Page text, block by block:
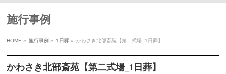
施行事例
HOME » 施行事例 » 1日葬 » かわさき北部斎苑【第二式場_1日葬】
かわさき北部斎苑【第二式場_1日葬】